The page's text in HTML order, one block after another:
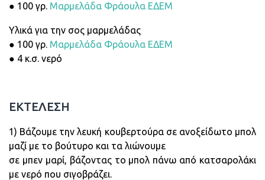
● 100 γρ. Μαρμελάδα Φράουλα ΕΔΕΜ
Υλικά για την σος μαρμελάδας
● 100 γρ. Μαρμελάδα Φράουλα ΕΔΕΜ
● 4 κ.σ. νερό
ΕΚΤΕΛΕΣΗ
1) Βάζουμε την λευκή κουβερτούρα σε ανοξείδωτο μπολ
μαζί με το βούτυρο και τα λιώνουμε
σε μπεν μαρί, βάζοντας το μπολ πάνω από κατσαρολάκι
με νερό που σιγοβράζει.